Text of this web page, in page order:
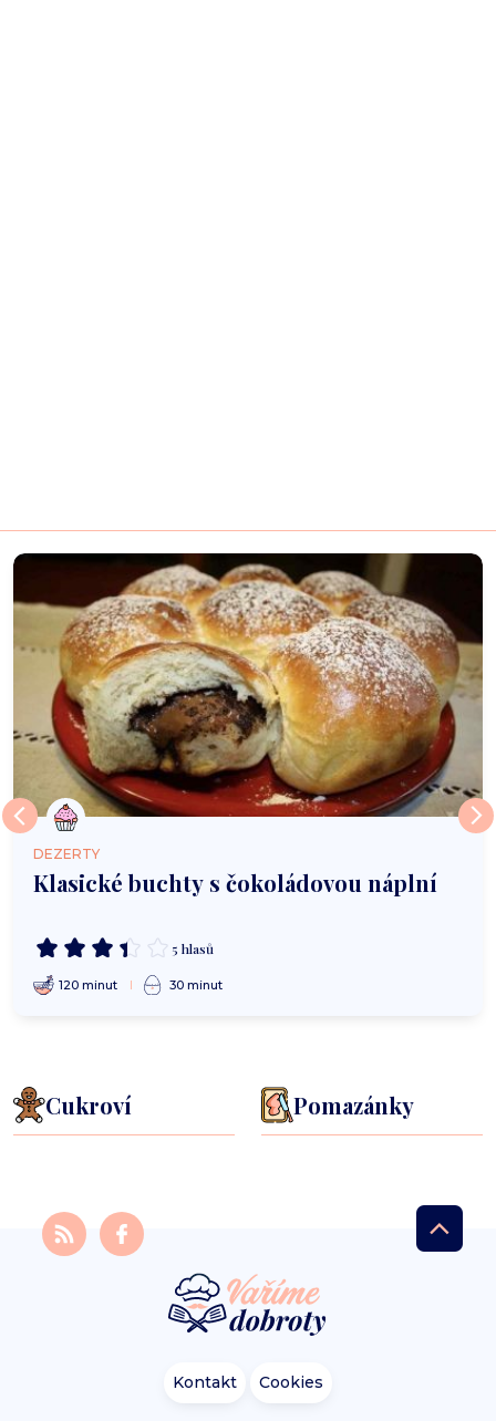
DEZERTY
Klasické buchty s čokoládovou náplní
5 hlasů
120 minut 30 minut
Cukroví Pomazánky
Kontakt Cookies